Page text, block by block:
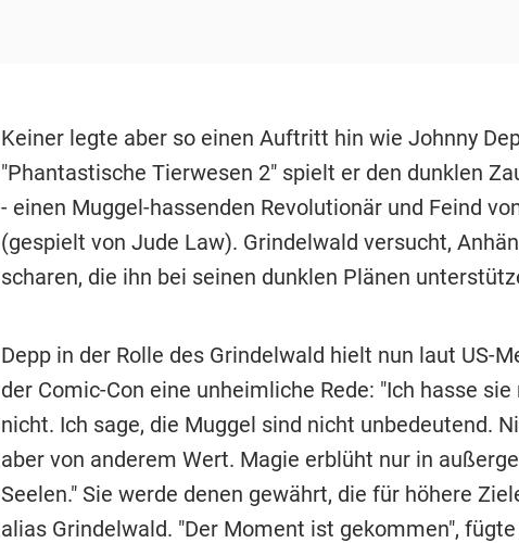
Keiner legte aber so einen Auftritt hin wie Johnny
"Phantastische Tierwesen 2" spielt er den dunklen
- einen Muggel-hassenden Revolutionär und Feind
(gespielt von Jude Law). Grindelwald versucht,
scharen, die ihn bei seinen dunklen Plänen
Depp in der Rolle des Grindelwald hielt nun laut US-
der Comic-Con eine unheimliche Rede: "Ich hasse
nicht. Ich sage, die Muggel sind nicht unbedeutend.
aber von anderem Wert. Magie erblüht nur in
Seelen." Sie werde denen gewährt, die für höhere
alias Grindelwald. "Der Moment ist gekommen",